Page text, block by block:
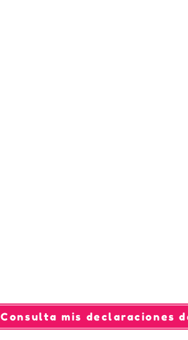
Consulta mis declaraciones